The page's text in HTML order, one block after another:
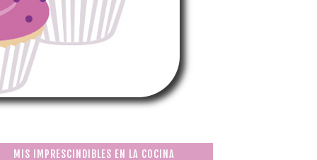
MIS IMPRESCINDIBLES EN LA COCINA